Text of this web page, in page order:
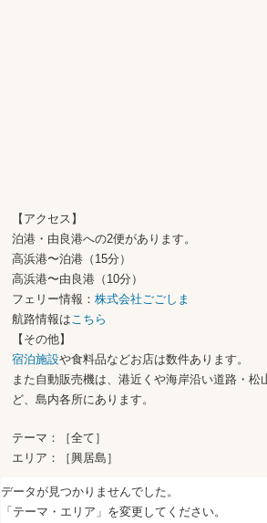
【アクセス】
泊港・由良港への2便があります。
高浜港〜泊港（15分）
高浜港〜由良港（10分）
フェリー情報：株式会社ごごしま
航路情報は こちら
【その他】
宿泊施設や食料品などお店は数件あります。
また自動販売機は、港近くや海岸沿い道路・松
ど、島内各所にあります。
テーマ：［全て］
エリア：［興居島］
データが見つかりませんでした。
「テーマ・エリア」を変更してください。